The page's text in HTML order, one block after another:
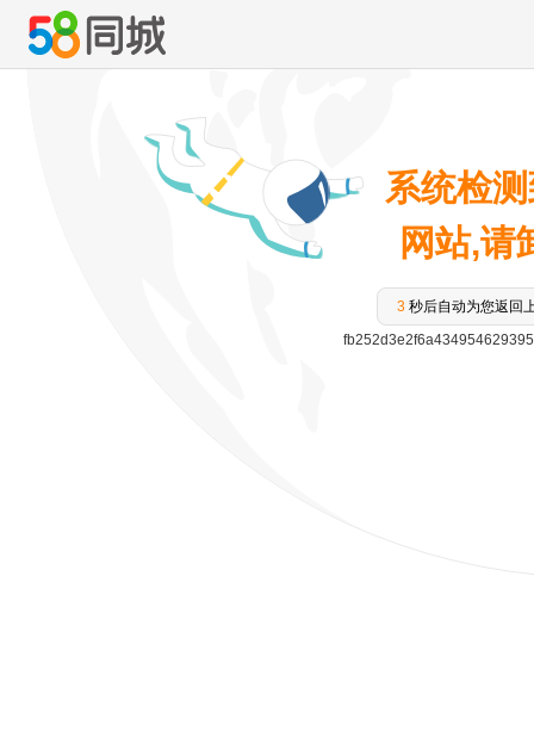
系统检
网站,请
3 秒后自动为您返回